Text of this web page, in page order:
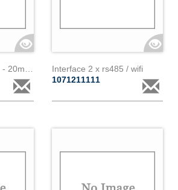
Interface 2 x rs485 / wifi
1071211111